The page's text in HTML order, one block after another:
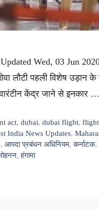
Wed, 03 Jun
लौटी पहली विशेष उड़ान
केंद्र जाने से इनकार …
act,dubai,dubai flight,flight
India News Updates,
, आपदा प्रबंधन अधिनियम,कर्नाटक,
,हंगामा